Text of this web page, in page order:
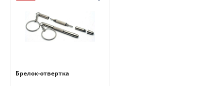
Брелок-отвертка